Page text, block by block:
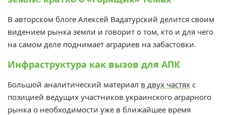
В авторском блоге Алексей Вадатурский делится своим
видением рынка земли и говорит о том, кто и для чего
на самом деле поднимает аграриев на забастовки.
Инфраструктура как вызов для АПК
Большой аналитический материал в двух частях с
позицией ведущих участников украинского аграрного
рынка о необходимости уже в ближайшее время